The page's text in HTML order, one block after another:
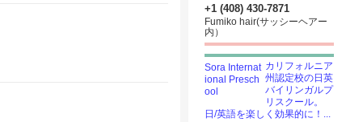
+1 (408) 430-7871
Fumiko hair(サッシーヘアー
内）
カリフォルニア
州認定校の日英
バイリンガルプ
リスクール。
日/英語を楽しく効果的に！...